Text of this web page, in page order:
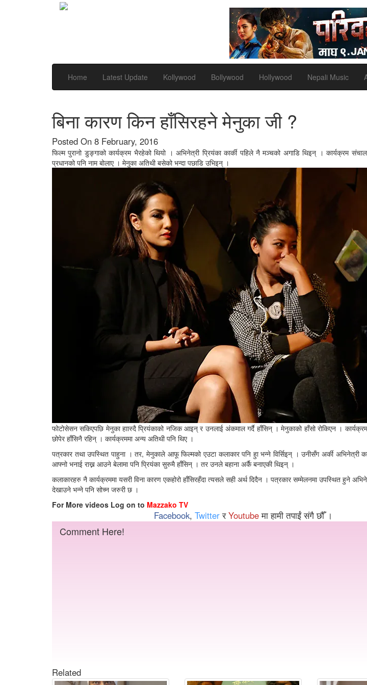
Home Latest Update Kollywood Bollywood Hollywood Nepali Music
बिना कारण किन हाँसिरहने मेनुका जी ?
Posted On 8 February, 2016
फिल्म पुरानो डुङ्गाको कार्यक्रम भैरहेको थियो । अभिनेत्री प्रियंका कार्की पहिले नै मञ्चको अगाडि थिइन् । कार्यक्रम
प्रधानको पनि नाम बोलाए । मेनुका अतिथी बसेको भन्दा पछाडि उभिइन् ।
फोटोसेसन सकिएपछि मेनुका हाास्दै प्रियंकाको नजिक आइन् र उनलाई अंकमाल गर्दै हाँसिन् । मेनुकाको हाँसो रोकिएन ।
छोपेर हाँसिनै रहिन् । कार्यक्रममा अन्य अतिथी पनि थिए ।
पत्रकार तथा उपस्थित पाहुना । तर, मेनुकाले आफू फिल्मको एउटा कलाकार पनि हुा भन्ने विर्सिइन् । उनीसँग अर्की अभिनेत्री
आफ्नो भनाई राख्न आउने बेलामा पनि प्रियंका सुरुमै हाँसिन् । तर उनले बहाना अर्कै बनाएकी थिइन् ।
कलाकारहरु नै कार्यक्रममा यसरी विना कारण एकहोरो हाँसिरहँदा त्यसले सही अर्थ दिदैन । पत्रकार सम्मेलनमा उपस्थित हुने
देखाउने भन्ने पनि सोच्न जरुरी छ ।
For More videos Log on to Mazzako TV
Facebook, TwitterरYoutubeमा हामी तपाईं संगै छौँ ।
Comment Here!
Related